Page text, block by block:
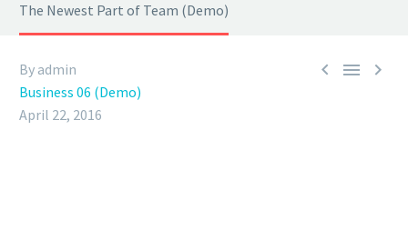
The Newest Part of Team (Demo)
  
By admin
Business 06 (Demo)
April 22, 2016